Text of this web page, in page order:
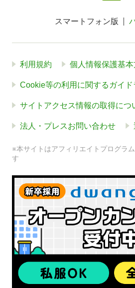
スマートフォン版
利用規約 個人情報保護基
Cookie等の利用に関するガイド
サイトアクセス情報の取得につ
法人・プレスお問い合わせ
※本サイトはアフィリエイトプログラ
す